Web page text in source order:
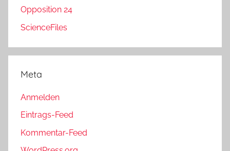
Opposition 24
ScienceFiles
Meta
Anmelden
Eintrags-Feed
Kommentar-Feed